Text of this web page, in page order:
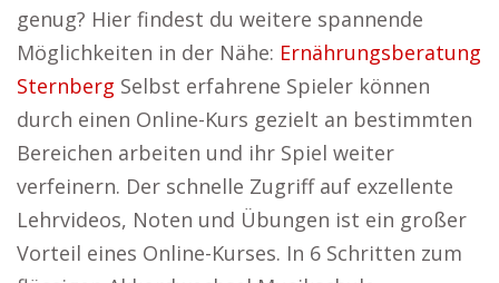
genug? Hier findest du weitere spannende
Möglichkeiten in der Nähe: Ernährungsberatung
Sternberg Selbst erfahrene Spieler können
durch einen Online-Kurs gezielt an bestimmten
Bereichen arbeiten und ihr Spiel weiter
verfeinern. Der schnelle Zugriff auf exzellente
Lehrvideos, Noten und Übungen ist ein großer
Vorteil eines Online-Kurses. In 6 Schritten zum